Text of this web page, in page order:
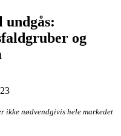
undgås:
og
ikke nødvendgivis hele markedet